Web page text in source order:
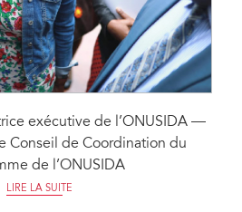
exécutive de l’ONUSIDA —
Conseil de Coordination du
de l’ONUSIDA
LIRE LA SUITE